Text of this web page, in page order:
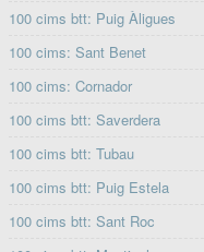
100 cims btt: Puig Àligues
100 cims: Sant Benet
100 cims: Cornador
100 cims btt: Saverdera
100 cims btt: Tubau
100 cims btt: Puig Estela
100 cims btt: Sant Roc